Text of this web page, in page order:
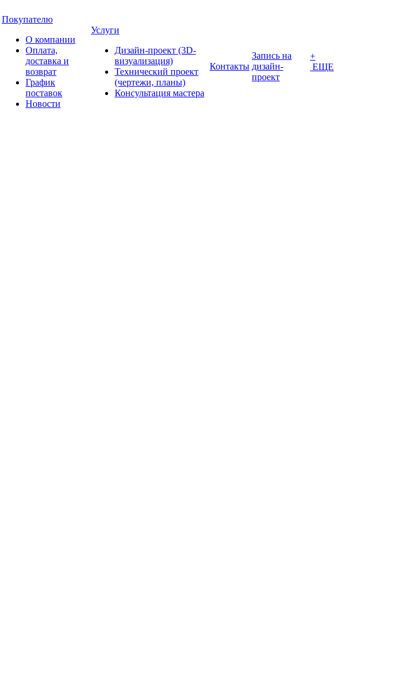
Покупателю
О компании
Оплата,
доставка и
возврат
График
поставок
Новости
Услуги
Дизайн-проект (3D-
визуализация)
Технический проект
(чертежи, планы)
Консультация мастера
Контакты
Запись на
дизайн-
проект
+
ЕЩЕ